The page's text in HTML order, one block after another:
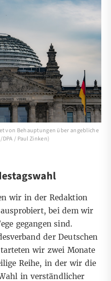
von Behauptungen über angebliche
/ Paul Zinken)
wir in der Redaktion
bei dem wir
gegangen sind.
der Deutschen
wir zwei Monate
Reihe, in der wir die
in verständlicher